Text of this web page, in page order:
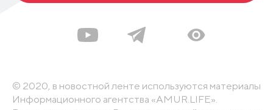
© 2020, в новостной ленте используются материалы
Информационного агентства «AMUR.LIFE».